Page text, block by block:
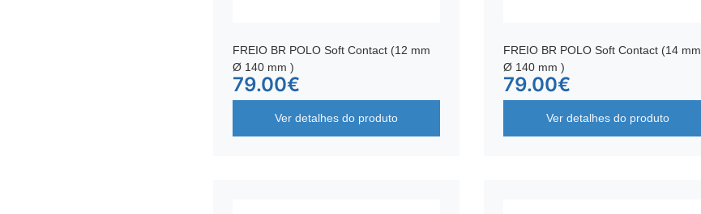
FREIO BR POLO Soft Contact (12 mm
Ø 140 mm )
79.00€
Ver detalhes do produto
FREIO BR POLO Soft Contact (14 mm
Ø 140 mm )
79.00€
Ver detalhes do produto